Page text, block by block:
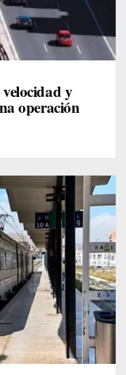
y
operación